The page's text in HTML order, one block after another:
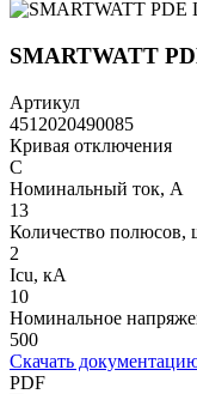
SMARTWATT
Артикул
4512020490085
Кривая отключения
C
Номинальный ток, А
13
Количество полюсов,
2
Icu, кА
10
Номинальное
500
Скачать
PDF